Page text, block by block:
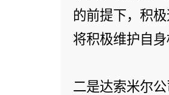
的前提下，积
将积极维护自
二是达索米尔